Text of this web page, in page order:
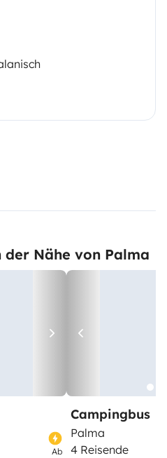
Nähe von Palma
Ab
Campingbus
Palma
4 Reisende